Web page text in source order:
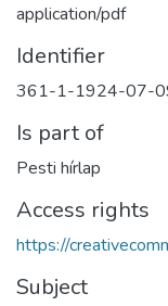
application/pdf
Identifier
361-1-1924-07-
Is part of
Pesti hírlap
Access rights
https://
Subject